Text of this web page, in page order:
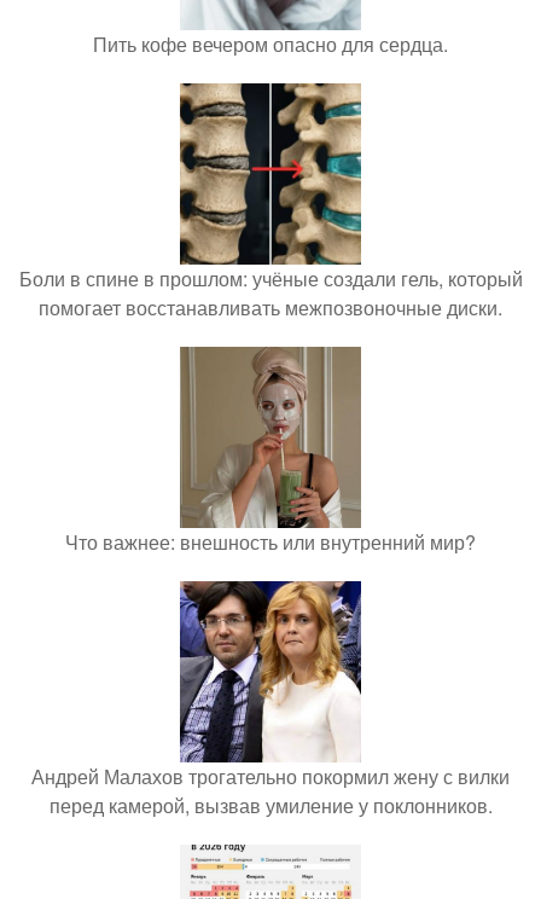
Пить кофе вечером опасно для сердца.
Боли в спине в прошлом: учёные создали гель, который
помогает восстанавливать межпозвоночные диски.
Что важнее: внешность или внутренний мир?
Андрей Малахов трогательно покормил жену с вилки
перед камерой, вызвав умиление у поклонников.